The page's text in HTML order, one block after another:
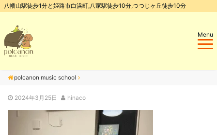
八幡山駅徒歩1分と姫路市白浜町,八家駅徒歩10分,つつじヶ丘徒歩10分
Menu
polcanon music school
2024年3月25日 hinaco